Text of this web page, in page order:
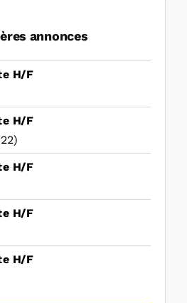
annonces
H/F
H/F
H/F
H/F
H/F